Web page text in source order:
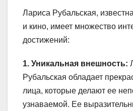
Лариса Рубальская,
и кино, имеет множество
достижений:
1. Уникальная внешность:
Рубальская обладает
лица, которые делают ее
узнаваемой. Ее